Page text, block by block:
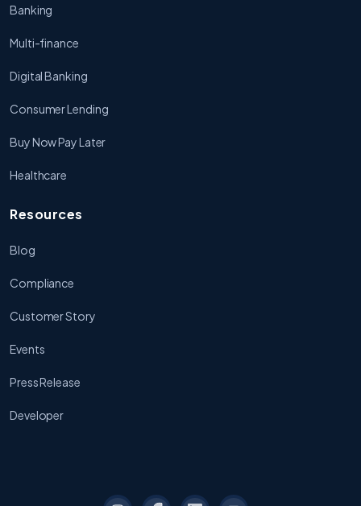
Banking
Multi-finance
Digital Banking
Consumer Lending
Buy Now Pay Later
Healthcare
Resources
Blog
Compliance
Customer Story
Events
Press Release
Developer